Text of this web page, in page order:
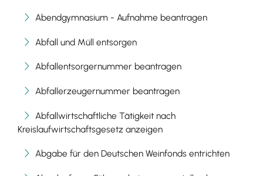
Abendgymnasium - Aufnahme beantragen
Abfall und Müll entsorgen
Abfallentsorgernummer beantragen
Abfallerzeugernummer beantragen
Abfallwirtschaftliche Tätigkeit nach
Kreislaufwirtschaftsgesetz anzeigen
Abgabe für den Deutschen Weinfonds entrichten